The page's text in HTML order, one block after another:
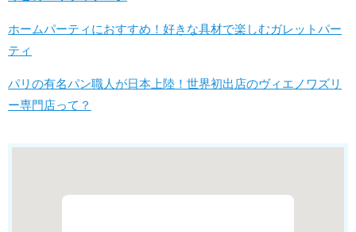
ホームパーティにおすすめ！好きな具材で楽しむガレットパー
ティ
パリの有名パン職人が日本上陸！世界初出店のヴィエノワズリ
ー専門店って？